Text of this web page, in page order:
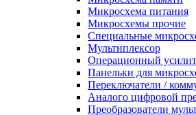
Микросхема питания
Микросхемы прочие
Специальные
Мультиплексор
Операционный
Панельки для
Переключатели /
Аналого цифровой
Преобразователи